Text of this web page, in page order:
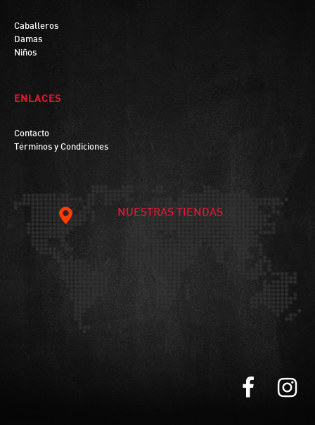
Caballeros
Damas
Niños
ENLACES
Contacto
Términos y Condiciones
NUESTRAS TIENDAS